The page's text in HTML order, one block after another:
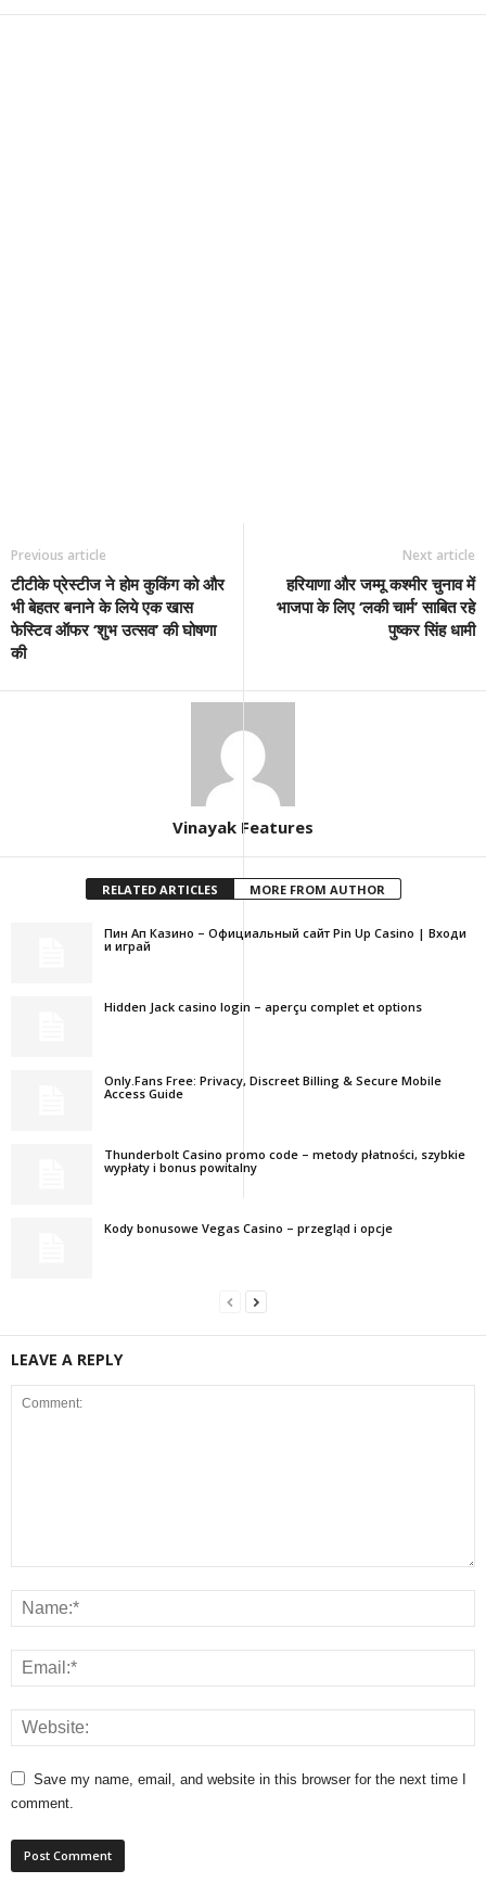
Previous article
टीटीके प्रेस्‍टीज ने होम कुकिंग को और
भी बेहतर बनाने के लिये एक खास
फेस्टिव ऑफर ‘शुभ उत्‍सव’ की घोषणा
की
Next article
हरियाणा और जम्मू कश्मीर चुनाव में
भाजपा के लिए ‘लकी चार्म’ साबित रहे
पुष्कर सिंह धामी
Vinayak Features
RELATED ARTICLES MORE FROM AUTHOR
Пин Ап Казино – Официальный сайт Pin Up Casino | Входи
и играй
Hidden Jack casino login – aperçu complet et options
Only.Fans Free: Privacy, Discreet Billing & Secure Mobile
Access Guide
Thunderbolt Casino promo code – metody płatności, szybkie
wypłaty i bonus powitalny
Kody bonusowe Vegas Casino – przegląd i opcje
LEAVE A REPLY
Save my name, email, and website in this browser for the next time I
comment.